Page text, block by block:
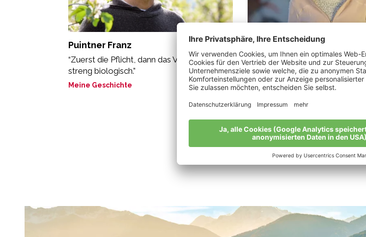
Puintner Franz
“Zuerst die Pflicht, dann das Vergnügen:
streng biologisch.”
Meine Geschichte
Rechenmacher Andrea
“Bio ist eine lebenswerte
Meine Geschichte
Alle Bio-Bauern im